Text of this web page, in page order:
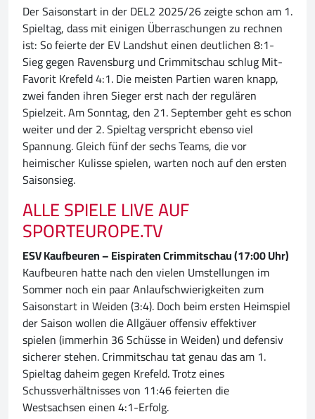
Der Saisonstart in der DEL2 2025/26 zeigte schon am 1.
Spieltag, dass mit einigen Überraschungen zu rechnen
ist: So feierte der EV Landshut einen deutlichen 8:1-
Sieg gegen Ravensburg und Crimmitschau schlug Mit-
Favorit Krefeld 4:1. Die meisten Partien waren knapp,
zwei fanden ihren Sieger erst nach der regulären
Spielzeit. Am Sonntag, den 21. September geht es schon
weiter und der 2. Spieltag verspricht ebenso viel
Spannung. Gleich fünf der sechs Teams, die vor
heimischer Kulisse spielen, warten noch auf den ersten
Saisonsieg.
ALLE SPIELE LIVE AUF
SPORTEUROPE.TV
ESV Kaufbeuren – Eispiraten Crimmitschau (17:00 Uhr)
Kaufbeuren hatte nach den vielen Umstellungen im
Sommer noch ein paar Anlaufschwierigkeiten zum
Saisonstart in Weiden (3:4). Doch beim ersten Heimspiel
der Saison wollen die Allgäuer offensiv effektiver
spielen (immerhin 36 Schüsse in Weiden) und defensiv
sicherer stehen. Crimmitschau tat genau das am 1.
Spieltag daheim gegen Krefeld. Trotz eines
Schussverhältnisses von 11:46 feierten die
Westsachsen einen 4:1-Erfolg.